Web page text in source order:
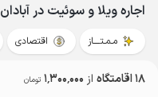
اجاره ویلا و سوئیت در آبادان
مـمـتــــاز اقتصادی
18 اقامتگاه از 1٬300٬000 تومان